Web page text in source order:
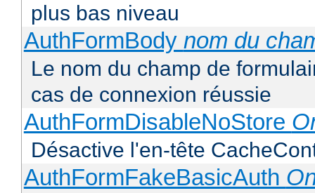
plus bas niveau
AuthFormBody nom du
Le nom du champ de
cas de connexion réussie
AuthFormDisableNoStore
Désactive l'en-tête
AuthFormFakeBasicAuth